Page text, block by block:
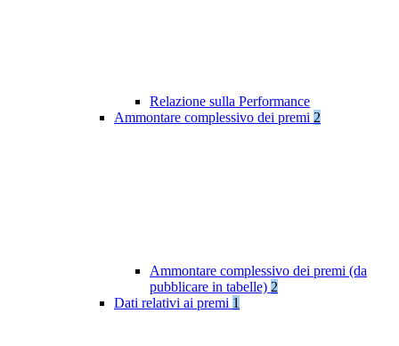
Relazione sulla Performance
Ammontare complessivo dei premi 2
Ammontare complessivo dei premi (da
pubblicare in tabelle) 2
Dati relativi ai premi 1